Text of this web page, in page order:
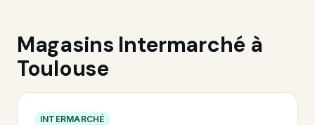
Magasins Intermarché à
Toulouse
INTERMARCHÉ